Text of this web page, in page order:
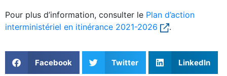
Pour plus d’information, consulter le Plan d’action
interministériel en itinérance 2021-2026 .
Facebook Twitter LinkedIn